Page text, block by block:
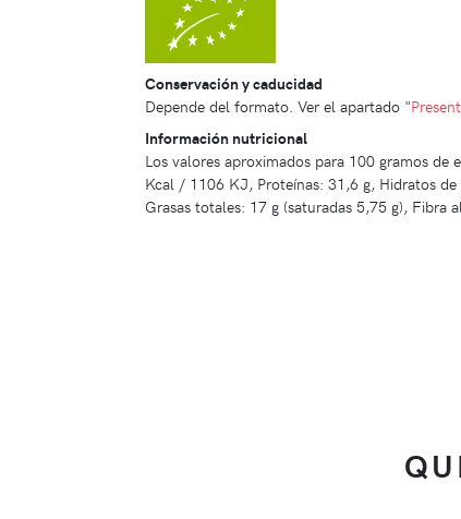
Conservación y caducidad
Depende del formato. Ver el apartado "
Información nutricional
Los valores aproximados para 100 gramos
Kcal / 1106 KJ, Proteínas: 31,6 g, Hidratos
Grasas totales: 17 g (saturadas 5,75 g), Fibra